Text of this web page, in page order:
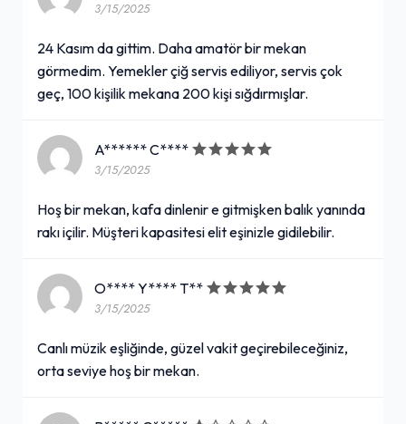
3/15/2025
24 Kasım da gittim. Daha amatör bir mekan
görmedim. Yemekler çiğ servis ediliyor, servis çok
geç, 100 kişilik mekana 200 kişi sığdırmışlar.
A****** C****
3/15/2025
Hoş bir mekan, kafa dinlenir e gitmişken balık yanında
rakı içilir. Müşteri kapasitesi elit eşinizle gidilebilir.
O**** Y**** T**
3/15/2025
Canlı müzik eşliğinde, güzel vakit geçirebileceğiniz,
orta seviye hoş bir mekan.